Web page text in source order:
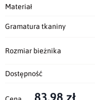
Materiał
Gramatura tkaniny
Rozmiar bieżnika
Dostępność